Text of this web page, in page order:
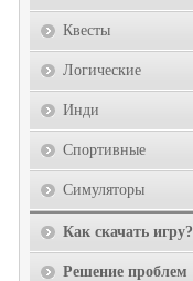
Квесты
Логические
Инди
Спортивные
Симуляторы
Как скачать игру?
Решение проблем